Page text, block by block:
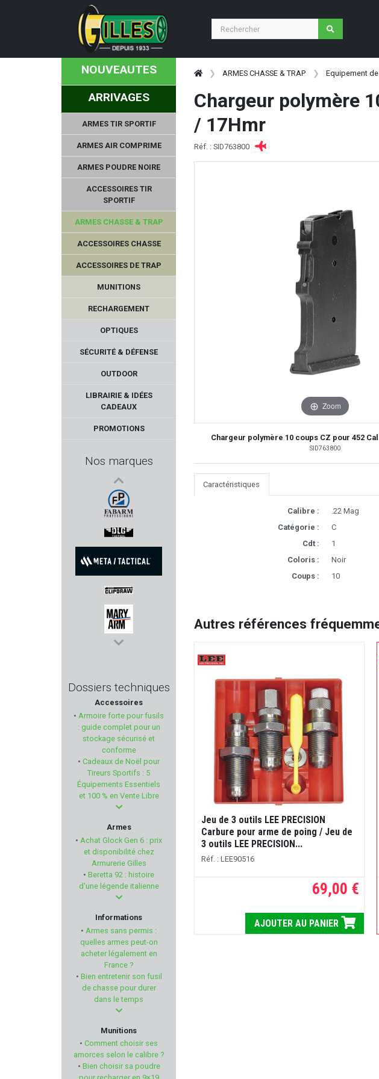
NOUVEAUTES
ARRIVAGES
ARMES TIR SPORTIF
ARMES AIR COMPRIME
ARMES POUDRE NOIRE
ACCESSOIRES TIR
SPORTIF
ARMES CHASSE & TRAP
ACCESSOIRES CHASSE
ACCESSOIRES DE TRAP
MUNITIONS
RECHARGEMENT
OPTIQUES
SÉCURITÉ & DÉFENSE
OUTDOOR
LIBRAIRIE & IDÉES
CADEAUX
PROMOTIONS
Nos marques
GARMIN
FABARM PROFESSIONNAL
DLG TACTICAL
META TACTICAL
CLIPDRAW
MARY ARM
PIXFRA
LEDWAVE
KUSTERMANN
PREVOT
NORMA
RCBS
ANSMANN
AUDERE
SPEER
TIMNEY TRIGGER
Dossiers techniques
Accessoires
• Armoire forte pour fusils
: guide complet pour un
stockage sécurisé et
conforme
• Cadeaux de Noël pour
Tireurs Sportifs : 5
Équipements Essentiels
et 100 % en Vente Libre
Armes
• Achat Glock Gen 6 : prix
et disponibilité chez
Armurerie Gilles
• Beretta 92 : histoire
d'une légende italienne
Informations
• Armes sans permis :
quelles armes peut-on
acheter légalement en
France ?
• Bien entretenir son fusil
de chasse pour durer
dans le temps
Munitions
• Comment choisir ses
amorces selon le calibre ?
• Bien choisir sa poudre
ARMES CHASSE & TRAP Equipement
Chargeur polymère
/ 17Hmr
Réf. : SID763800
Zoom
Chargeur polymère 10 coups CZ pour 452
SID763800
Caractéristiques
Calibre :
.22 Mag
Catégorie :
C
Cdt :
1
Coloris :
Noir
Coups :
10
Autres références
Jeu de 3 outils LEE PRECISION
Carbure pour arme de poing / Jeu de
3 outils LEE PRECISION...
Réf. : LEE90516
69,00 €
AJOUTER AU PANIER